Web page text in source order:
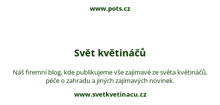
www.pots.cz
Svět květináčů
Náš firemní blog, kde publikujeme vše zajímavé ze světa květináčů,
péče o zahradu a jiných zajímavých novinek.
www.svetkvetinacu.cz